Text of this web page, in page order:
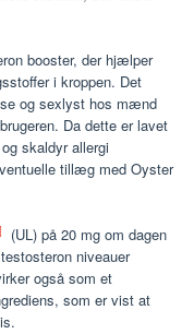
booster, der hjælper
i kroppen. Det
og sexlyst hos mænd
Da dette er lavet
skaldyr allergi
tillæg med Oyster
(UL) på 20 mg om dagen
niveauer
også som et
som er vist at